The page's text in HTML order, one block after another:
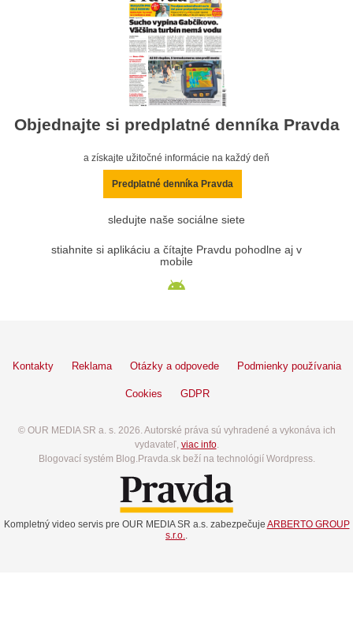
Objednajte si predplatné denníka Pravda
a získajte užitočné informácie na každý deň
Predplatné denníka Pravda
sledujte naše sociálne siete
stiahnite si aplikáciu a čítajte Pravdu pohodlne aj v
mobile
Kontakty Reklama Otázky a odpovede Podmienky používania
Cookies GDPR
© OUR MEDIA SR a. s. 2026. Autorské práva sú vyhradené a vykonáva ich
vydavateľ, viac info.
Blogovací systém Blog.Pravda.sk beží na technológií Wordpress.
Kompletný video servis pre OUR MEDIA SR a.s. zabezpečuje ARBERTO GROUP
s.r.o..